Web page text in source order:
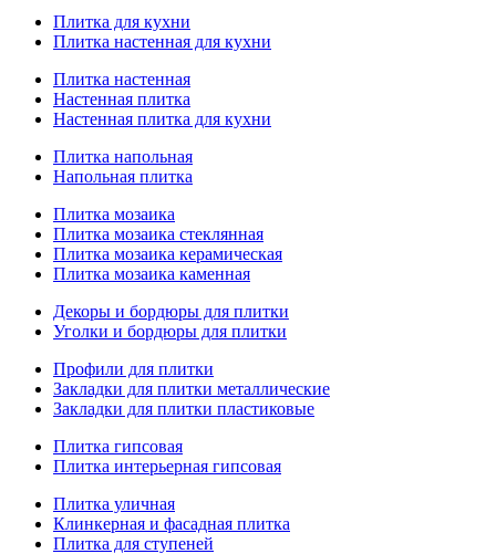
Плитка для кухни
Плитка настенная для кухни
Плитка настенная
Настенная плитка
Настенная плитка для кухни
Плитка напольная
Напольная плитка
Плитка мозаика
Плитка мозаика стеклянная
Плитка мозаика керамическая
Плитка мозаика каменная
Декоры и бордюры для плитки
Уголки и бордюры для плитки
Профили для плитки
Закладки для плитки металлические
Закладки для плитки пластиковые
Плитка гипсовая
Плитка интерьерная гипсовая
Плитка уличная
Клинкерная и фасадная плитка
Плитка для ступеней